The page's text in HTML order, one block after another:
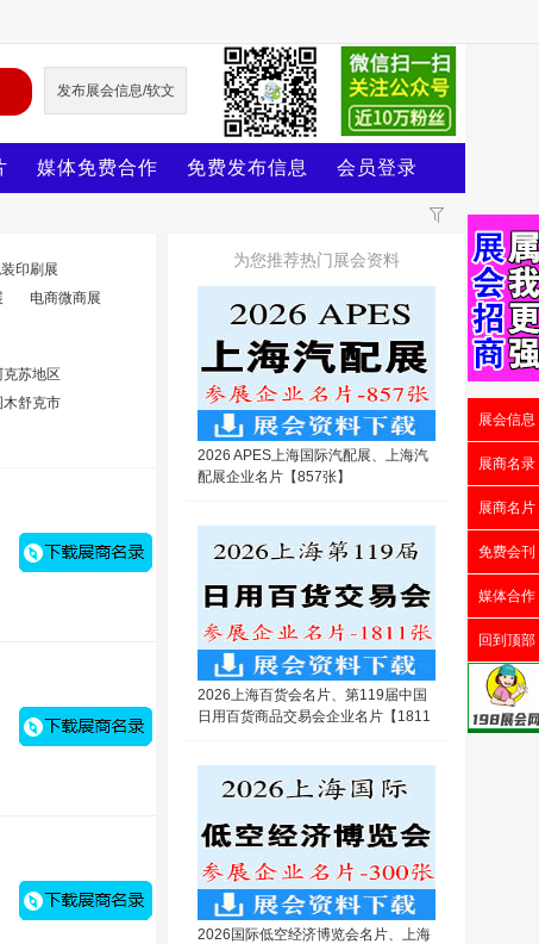
发布展会信息/软文
媒体免费合作 免费发布信息 会员登录
印刷展
电商微商展
克苏地区
木舒克市
为您推荐热门展会资料
2026 APES上海国际汽配展、上海汽
配展企业名片【857张】
2026上海百货会名片、第119届中国
日用百货商品交易会企业名片【1811
2026国际低空经济博览会名片、上海
展会信息
展商名录
展商名片
免费会刊
媒体合作
回到顶部